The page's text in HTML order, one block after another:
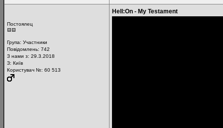
Постоялец
Група: Участники
Повідомлень: 742
З нами з: 29.3.2018
З: Київ
Користувач №: 60 513
Hell:On - My Testament